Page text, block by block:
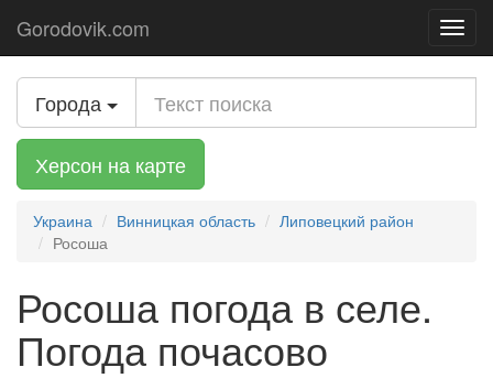
Gorodovik.com
Города
Херсон на карте
Украина Винницкая область
Липовецкий район
Росоша
Росоша погода в селе.
Погода почасово